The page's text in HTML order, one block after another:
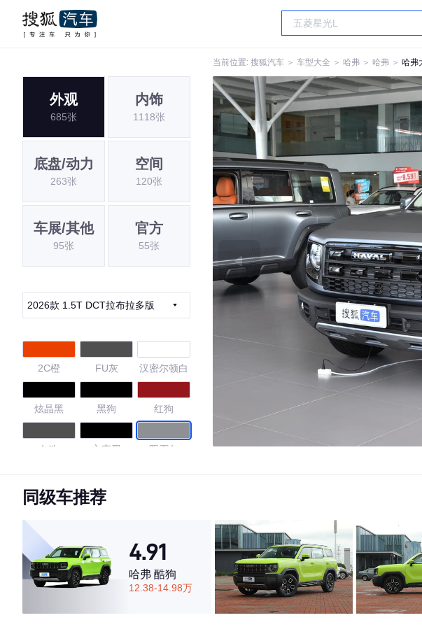
当前位置: 搜狐汽车 ＞ 车型大全 ＞ 哈弗 ＞ 哈弗 ＞ 哈弗
外观
685张
内饰
1118张
底盘/动力
263张
空间
120张
车展/其他
95张
官方
55张
2026款 1.5T DCT拉布拉多版
2C橙 FU灰 汉密尔顿白
炫晶黑 黑狗 红狗
灰狗 玄夜黑 陨石灰
苍岩绿 雾隐蓝
4.7
·外观表现一般，低于52%同级车
同级车推荐
4.91
哈弗 酷狗
12.38-14.98万